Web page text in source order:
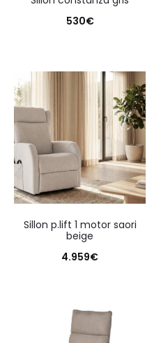
530€
sillon p.lift 1 motor saori
beige
4.959€